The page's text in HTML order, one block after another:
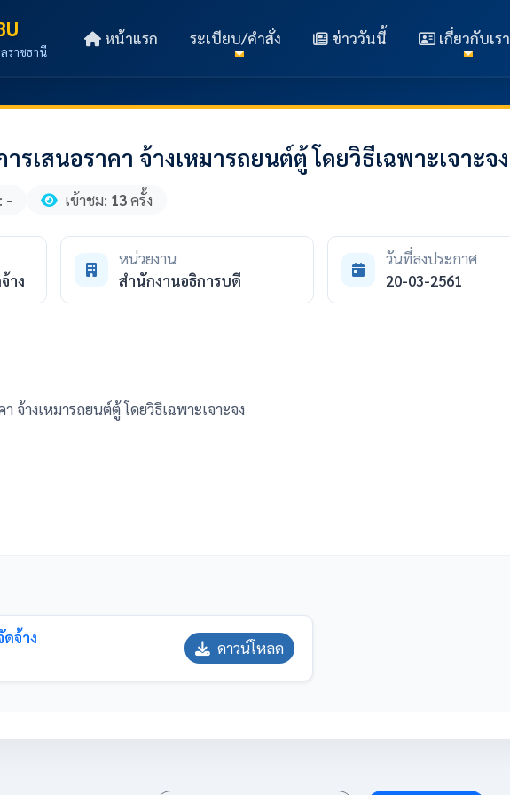
ราชธานี
หน้าแรก ระเบียบ/คำสั่ง ข่าววันนี้ เกี่ยวกับเรา
เสนอราคา จ้างเหมารถยนต์ตู้ โดยวิธีเฉพาะเจาะจง
- เข้าชม: 13ครั้ง
าง
หน่วยงาน
สำนักงานอธิการบดี
วันที่ลงประกาศ
20-03-2561
จ้างเหมารถยนต์ตู้ โดยวิธีเฉพาะเจาะจง
จ้าง
ดาวน์โหลด